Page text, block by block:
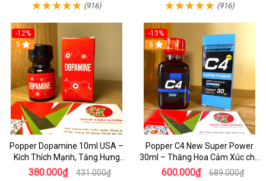
(916) (916)
-12%
5
Popper Dopamine 10ml USA –
Kích Thích Mạnh, Tăng Hưng
Phấn Cho Top & Bot
380.000₫ 431.000₫
-13%
5
Popper C4 New Super Power
30ml – Thăng Hoa Cảm Xúc cho
Top&Bot
600.000₫ 689.000₫